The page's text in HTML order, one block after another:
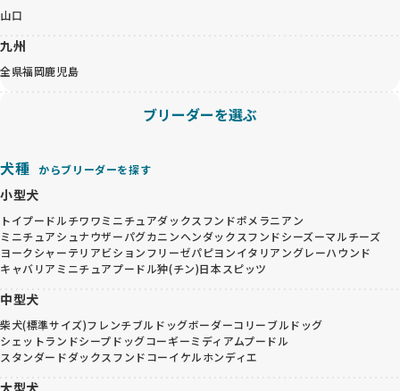
山口
九州
全県福岡鹿児島
ブリーダーを選ぶ
犬種 からブリーダーを探す
小型犬
トイプードルチワワミニチュアダックスフンドポメラニアン
ミニチュアシュナウザーパグカニンヘンダックスフンドシーズーマルチーズ
ヨークシャーテリアビションフリーゼパピヨンイタリアングレーハウンド
キャバリア ミニチュアプードル狆(チン)日本スピッツ
中型犬
柴犬(標準サイズ)フレンチブルドッグボーダーコリーブルドッグ
シェットランドシープドッグコーギーミディアムプードル
スタンダードダックスフンドコーイケルホンディエ